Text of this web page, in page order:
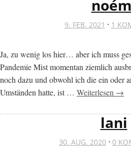
9. FEB. 2021 · 1
Ja, zu wenig los hier… aber ich muss
Pandemie Mist momentan ziemlich
noch dazu und obwohl ich die ein oder
Umständen hatte, ist … Weiterlesen →
lani
30. AUG. 2020 · 0